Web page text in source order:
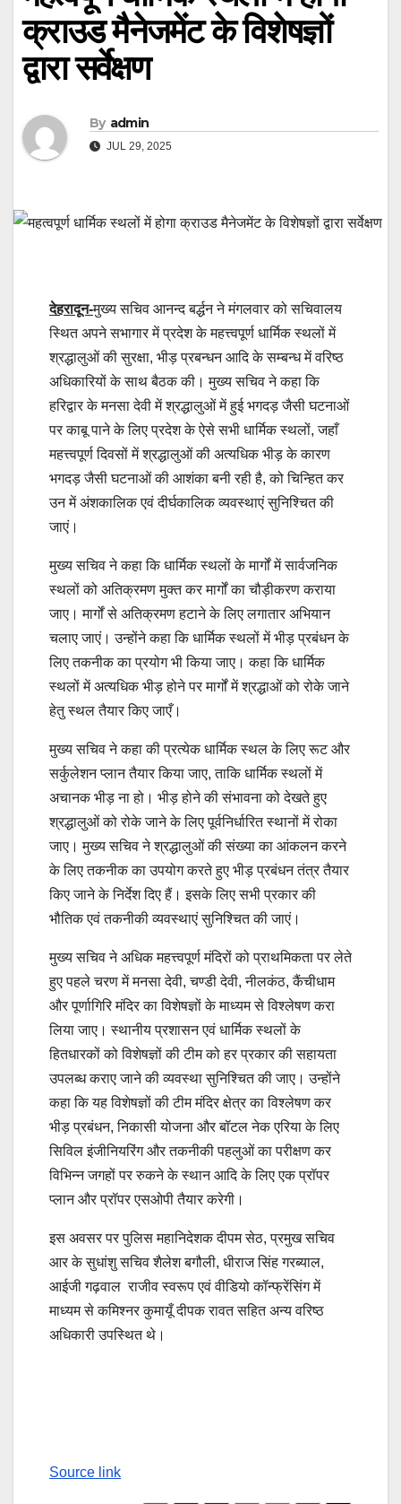
क्राउड मैनेजमेंट के विशेषज्ञों
द्वारा सर्वेक्षण
By admin
JUL 29, 2025
देहरादून-मुख्य सचिव आनन्द बर्द्धन ने मंगलवार को सचिवालय
स्थित अपने सभागार में प्रदेश के महत्त्वपूर्ण धार्मिक स्थलों में
श्रद्धालुओं की सुरक्षा, भीड़ प्रबन्धन आदि के सम्बन्ध में वरिष्ठ
अधिकारियों के साथ बैठक की। मुख्य सचिव ने कहा कि
हरिद्वार के मनसा देवी में श्रद्धालुओं में हुई भगदड़ जैसी घटनाओं
पर काबू पाने के लिए प्रदेश के ऐसे सभी धार्मिक स्थलों, जहाँ
महत्त्वपूर्ण दिवसों में श्रद्धालुओं की अत्यधिक भीड़ के कारण
भगदड़ जैसी घटनाओं की आशंका बनी रही है, को चिन्हित कर
उन में अंशकालिक एवं दीर्घकालिक व्यवस्थाएं सुनिश्चित की
जाएं।
मुख्य सचिव ने कहा कि धार्मिक स्थलों के मार्गों में सार्वजनिक
स्थलों को अतिक्रमण मुक्त कर मार्गों का चौड़ीकरण कराया
जाए। मार्गों से अतिक्रमण हटाने के लिए लगातार अभियान
चलाए जाएं। उन्होंने कहा कि धार्मिक स्थलों में भीड़ प्रबंधन के
लिए तकनीक का प्रयोग भी किया जाए। कहा कि धार्मिक
स्थलों में अत्यधिक भीड़ होने पर मार्गों में श्रद्धाओं को रोके जाने
हेतु स्थल तैयार किए जाएँ।
मुख्य सचिव ने कहा की प्रत्येक धार्मिक स्थल के लिए रूट और
सर्कुलेशन प्लान तैयार किया जाए, ताकि धार्मिक स्थलों में
अचानक भीड़ ना हो। भीड़ होने की संभावना को देखते हुए
श्रद्धालुओं को रोके जाने के लिए पूर्वनिर्धारित स्थानों में रोका
जाए। मुख्य सचिव ने श्रद्धालुओं की संख्या का आंकलन करने
के लिए तकनीक का उपयोग करते हुए भीड़ प्रबंधन तंत्र तैयार
किए जाने के निर्देश दिए हैं। इसके लिए सभी प्रकार की
भौतिक एवं तकनीकी व्यवस्थाएं सुनिश्चित की जाएं।
मुख्य सचिव ने अधिक महत्त्वपूर्ण मंदिरों को प्राथमिकता पर लेते
हुए पहले चरण में मनसा देवी, चण्डी देवी, नीलकंठ, कैंचीधाम
और पूर्णागिरि मंदिर का विशेषज्ञों के माध्यम से विश्लेषण करा
लिया जाए। स्थानीय प्रशासन एवं धार्मिक स्थलों के
हितधारकों को विशेषज्ञों की टीम को हर प्रकार की सहायता
उपलब्ध कराए जाने की व्यवस्था सुनिश्चित की जाए। उन्होंने
कहा कि यह विशेषज्ञों की टीम मंदिर क्षेत्र का विश्लेषण कर
भीड़ प्रबंधन, निकासी योजना और बॉटल नेक एरिया के लिए
सिविल इंजीनियरिंग और तकनीकी पहलुओं का परीक्षण कर
विभिन्न जगहों पर रुकने के स्थान आदि के लिए एक प्रॉपर
प्लान और प्रॉपर एसओपी तैयार करेगी।
इस अवसर पर पुलिस महानिदेशक दीपम सेठ, प्रमुख सचिव
आर के सुधांशु सचिव शैलेश बगौली, धीराज सिंह गरब्याल,
आईजी गढ़वाल राजीव स्वरूप एवं वीडियो कॉन्फ्रेंसिंग में
माध्यम से कमिश्नर कुमायूँ दीपक रावत सहित अन्य वरिष्ठ
अधिकारी उपस्थित थे।
Reading
Source link